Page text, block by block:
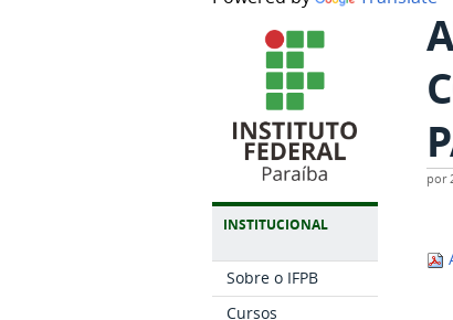
INSTITUCIONAL
Sobre o IFPB
Cursos
por